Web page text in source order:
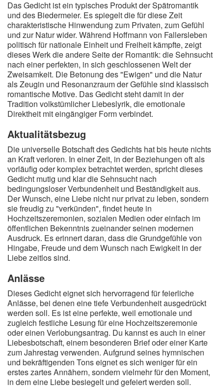
Das Gedicht ist ein typisches Produkt der Spätromantik
und des Biedermeier. Es spiegelt die für diese Zeit
charakteristische Hinwendung zum Privaten, zum Gefühl
und zur Natur wider. Während Hoffmann von Fallersleben
politisch für nationale Einheit und Freiheit kämpfte, zeigt
dieses Werk die andere Seite der Romantik: die Sehnsucht
nach einer perfekten, in sich geschlossenen Welt der
Zweisamkeit. Die Betonung des "Ewigen" und die Natur
als Zeugin und Resonanzraum der Gefühle sind klassisch
romantische Motive. Das Gedicht steht damit in der
Tradition volkstümlicher Liebeslyrik, die emotionale
Direktheit mit eingängiger Form verbindet.
Aktualitätsbezug
Die universelle Botschaft des Gedichts hat bis heute nichts
an Kraft verloren. In einer Zeit, in der Beziehungen oft als
vorläufig oder komplex betrachtet werden, spricht dieses
Gedicht mutig und klar die Sehnsucht nach
bedingungsloser Verbundenheit und Beständigkeit aus.
Der Wunsch, eine Liebe nicht nur privat zu leben, sondern
sie freudig zu "verkünden", findet heute in
Hochzeitszeremonien, sozialen Medien oder einfach im
öffentlichen Bekenntnis zueinander seinen modernen
Ausdruck. Es erinnert daran, dass die Grundgefühle von
Hingabe, Freude und dem Wunsch nach Ewigkeit in der
Liebe zeitlos sind.
Anlässe
Dieses Gedicht eignet sich hervorragend für feierliche
Anlässe, bei denen eine tiefe Verbundenheit ausgedrückt
werden soll. Es ist eine perfekte, weil emotionale und
zugleich festliche Lesung für eine Hochzeitszeremonie
oder einen Verlobungsantrag. Du kannst es auch in einer
Liebesbotschaft, einem besonderen Brief oder einer Karte
zum Jahrestag verwenden. Aufgrund seines hymnischen
und bekräftigenden Tons eignet es sich weniger für ein
erstes zartes Annähern, sondern vielmehr für den Moment,
in dem eine Liebe besiegelt und gefeiert werden soll.